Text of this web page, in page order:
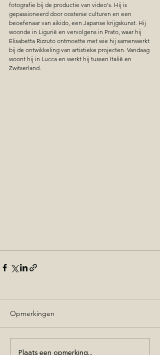
fotografie bij de productie van video's. Hij is
gepassioneerd door oosterse culturen en een
beoefenaar van aikido, een Japanse krijgskunst. Hij
woonde in Ligurië en vervolgens in Prato, waar hij
Elisabetta Rizzuto ontmoette met wie hij samenwerkt
bij de ontwikkeling van artistieke projecten. Vandaag
woont hij in Lucca en werkt hij tussen Italië en
Zwitserland.
Opmerkingen
Plaats een opmerking...